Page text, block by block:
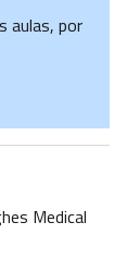
aulas, por
Medical